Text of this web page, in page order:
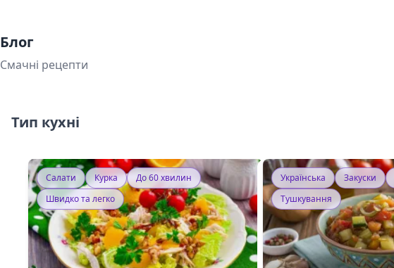
Блог
Смачні рецепти
Тип кухні
Салати Курка
До 60 хвилин
Швидко та легко
Українська Закуски
Тушкування